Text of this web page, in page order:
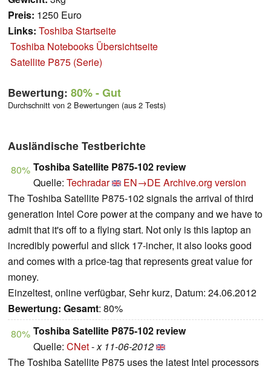
Preis: 1250 Euro
Links: Toshiba Startseite
Toshiba Notebooks Übersichtseite
Satellite P875 (Serie)
Bewertung: 80%- Gut
Durchschnitt von 2 Bewertungen (aus 2 Tests)
Ausländische Testberichte
80% Toshiba Satellite P875-102 review
Quelle: Techradar EN→DE Archive.org version
The Toshiba Satellite P875-102 signals the arrival of third
generation Intel Core power at the company and we have to
admit that it's off to a flying start. Not only is this laptop an
incredibly powerful and slick 17-incher, it also looks good
and comes with a price-tag that represents great value for
money.
Einzeltest, online verfügbar, Sehr kurz, Datum: 24.06.2012
Bewertung: Gesamt: 80%
80% Toshiba Satellite P875-102 review
Quelle: CNet-x 11-06-2012
The Toshiba Satellite P875 uses the latest Intel processors